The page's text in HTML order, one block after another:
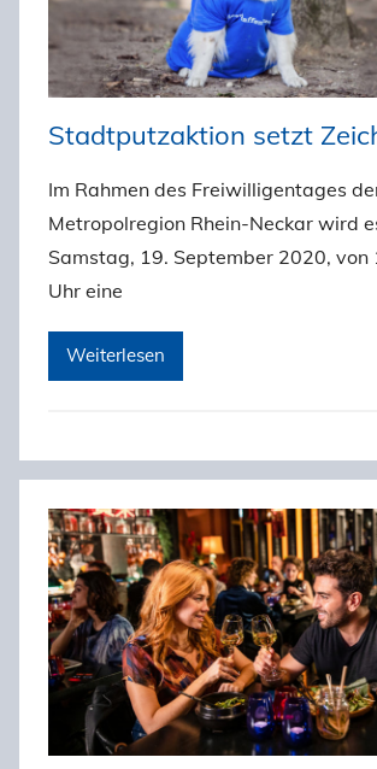
Stadtputzaktion setzt
Im Rahmen des Freiwilligentages
Metropolregion Rhein-Neckar wird
Samstag, 19. September 2020, von
Uhr eine
Weiterlesen